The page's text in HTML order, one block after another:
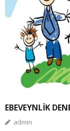
EBEVEYNLİK
admin